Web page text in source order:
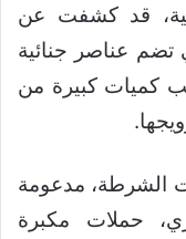
قد كشفت عن
تضم عناصر جنائية
كميات كبيرة من
الشرطة، مدعومة
حملات مكبرة